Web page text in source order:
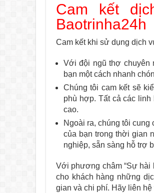
Cam kết
Baotrinha24h
Cam kết khi sử dụng dịch
Với đội ngũ thợ chuyên
bạn một cách nhanh
Chúng tôi cam kết sẽ
phù hợp. Tất cả các
cao.
Ngoài ra, chúng tôi
của bạn trong thời gian
nghiệp, sẵn sàng hỗ trợ
Với phương châm “Sự hài
cho khách hàng những
gian và chi phí. Hãy liên